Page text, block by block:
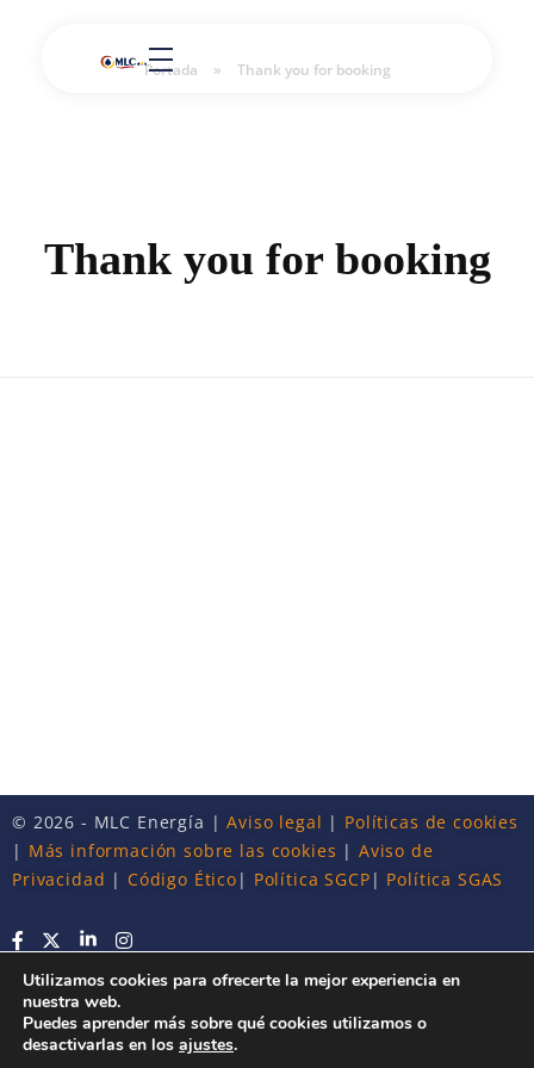
Portada » Thank you for booking
Thank you for booking
© 2026 - MLC Energía |Aviso legal | Políticas de cookies
| Más información sobre las cookies | Aviso de
Privacidad | Código Ético | Política SGCP | Política SGAS
Utilizamos cookies para ofrecerte la mejor experiencia en
nuestra web.
Puedes aprender más sobre qué cookies utilizamos o
desactivarlas en los ajustes.